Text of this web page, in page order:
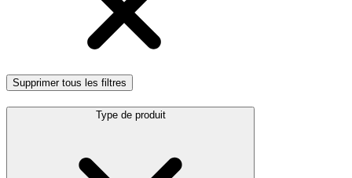
Supprimer tous les filtres
Type de produit